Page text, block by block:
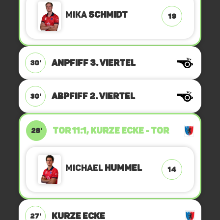
MikaSchmidt 19
30' ANPFIFF 3. Viertel
30' ABPFIFF 2. Viertel
28' TOR 11:1, KURZE ECKE - TOR
MichaelHummel 14
27' KURZE ECKE